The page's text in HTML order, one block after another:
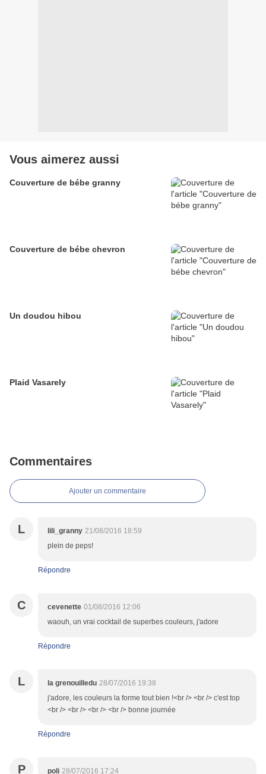
Vous aimerez aussi
Couverture de bébe granny
Couverture de bébe chevron
Un doudou hibou
Plaid Vasarely
Commentaires
Ajouter un commentaire
L lili_granny 21/08/2016 18:59
plein de peps!
Répondre
C cevenette 01/08/2016 12:06
waouh, un vrai cocktail de superbes couleurs, j'adore
Répondre
L la grenouilledu 28/07/2016 19:38
j'adore, les couleurs la forme tout bien !<br /> <br /> c'est top
<br /> <br /> <br /> <br /> bonne journée
Répondre
P poli 28/07/2016 17:24